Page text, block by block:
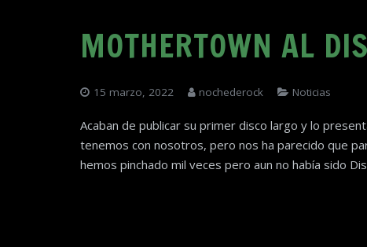
MOTHERTOWN AL
15 marzo, 2022 nochederock Noticias
Acaban de publicar su primer disco largo y lo
tenemos con nosotros, pero nos ha parecido que
hemos pinchado mil veces pero aun no había sido